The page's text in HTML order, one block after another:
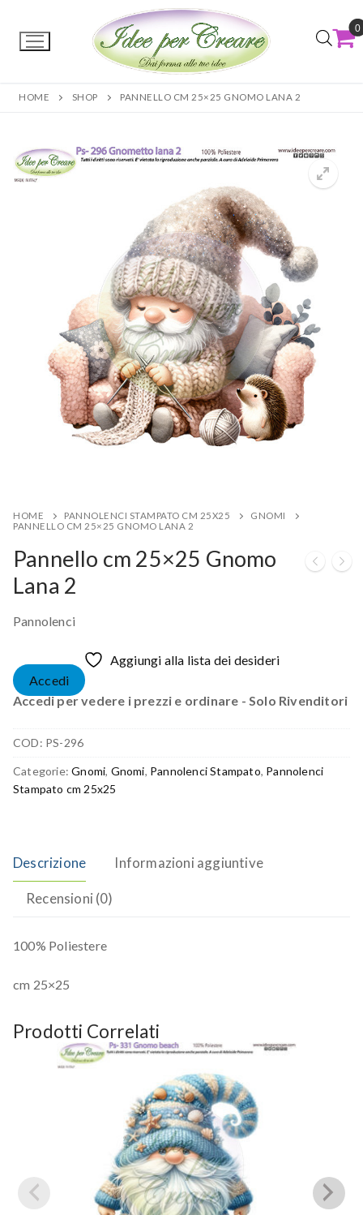
0
HOME SHOP PANNELLO CM 25×25 GNOMO LANA 2
HOME PANNOLENCI STAMPATO CM 25X25
GNOMI
PANNELLO CM 25×25 GNOMO LANA 2
Pannello cm 25×25 Gnomo
Lana 2
Pannolenci
Aggiungi alla lista dei desideri
Accedi
Accedi per vedere i prezzi e ordinare - Solo Rivenditori
COD: PS-296
Categorie:Gnomi, Gnomi, Pannolenci Stampato, Pannolenci
Stampato cm 25x25
Descrizione Informazioni aggiuntive
Recensioni (0)
100% Poliestere
cm 25×25
Prodotti Correlati